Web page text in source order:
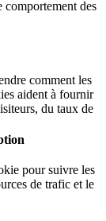
comportement des
comment les
aident à fournir
du taux de
pour suivre les
de trafic et le